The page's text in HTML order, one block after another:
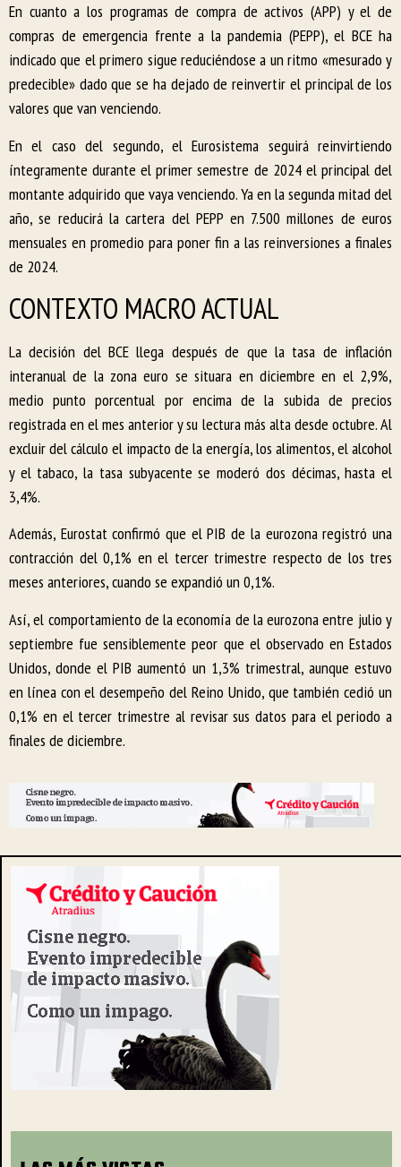
En cuanto a los programas de compra de activos (APP) y el de
compras de emergencia frente a la pandemia (PEPP), el BCE ha
indicado que el primero sigue reduciéndose a un ritmo «mesurado y
predecible» dado que se ha dejado de reinvertir el principal de los
valores que van venciendo.
En el caso del segundo, el Eurosistema seguirá reinvirtiendo
íntegramente durante el primer semestre de 2024 el principal del
montante adquirido que vaya venciendo. Ya en la segunda mitad del
año, se reducirá la cartera del PEPP en 7.500 millones de euros
mensuales en promedio para poner fin a las reinversiones a finales
de 2024.
CONTEXTO MACRO ACTUAL
La decisión del BCE llega después de que la tasa de inflación
interanual de la zona euro se situara en diciembre en el 2,9%,
medio punto porcentual por encima de la subida de precios
registrada en el mes anterior y su lectura más alta desde octubre. Al
excluir del cálculo el impacto de la energía, los alimentos, el alcohol
y el tabaco, la tasa subyacente se moderó dos décimas, hasta el
3,4%.
Además, Eurostat confirmó que el PIB de la eurozona registró una
contracción del 0,1% en el tercer trimestre respecto de los tres
meses anteriores, cuando se expandió un 0,1%.
Así, el comportamiento de la economía de la eurozona entre julio y
septiembre fue sensiblemente peor que el observado en Estados
Unidos, donde el PIB aumentó un 1,3% trimestral, aunque estuvo
en línea con el desempeño del Reino Unido, que también cedió un
0,1% en el tercer trimestre al revisar sus datos para el periodo a
finales de diciembre.